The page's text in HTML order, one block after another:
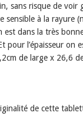
sans risque de voir
sensible à la rayure
est dans la très
pour l’épaisseur on
de large x 26,6
de cette